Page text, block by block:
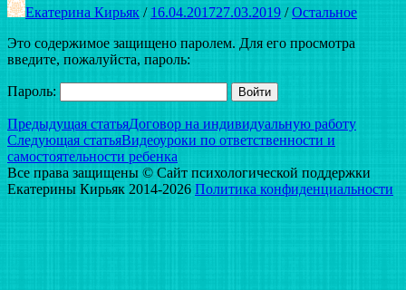
Екатерина Кирьяк / 16.04.201727.03.2019 / Остальное
Это содержимое защищено паролем. Для его просмотра
введите, пожалуйста, пароль:
Пароль:
Навигация
по
записям
Предыдущая статьяДоговор на индивидуальную работу
Следующая статьяВидеоуроки по ответственности и
самостоятельности ребенка
Все права защищены © Сайт психологической поддержки
Екатерины Кирьяк 2014-2026 Политика конфиденциальности